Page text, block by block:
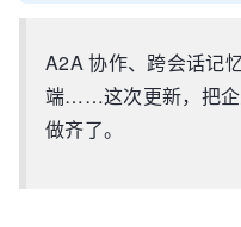
A2A 协作、跨会话记
端……这次更新，把企
做齐了。